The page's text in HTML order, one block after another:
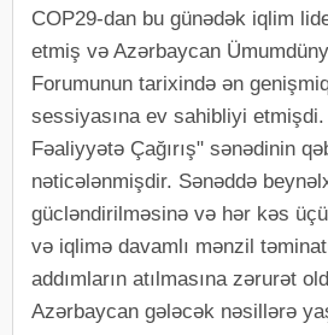
COP29-dan bu günədək iqlim
etmiş və Azərbaycan
Forumunun tarixində ən
sessiyasına ev sahibliyi etmişdi.
Fəaliyyətə Çağırış" sənədinin
nəticələnmişdir. Sənəddə
gücləndirilməsinə və hər kəs
və iqlimə davamlı mənzil
addımların atılmasına zərurət
Azərbaycan gələcək nəsillərə